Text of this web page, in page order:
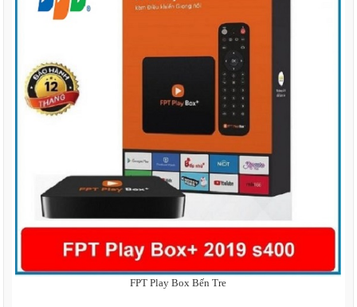
FPT Play Box Bến Tre